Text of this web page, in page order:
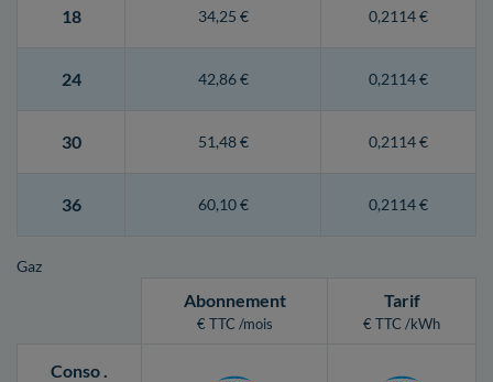
18 34,25 € 0,2114 €
24 42,86 € 0,2114 €
30 51,48 € 0,2114 €
36 60,10 € 0,2114 €
Gaz
Abonnement
€ TTC /mois
Tarif
€ TTC /kWh
Conso.